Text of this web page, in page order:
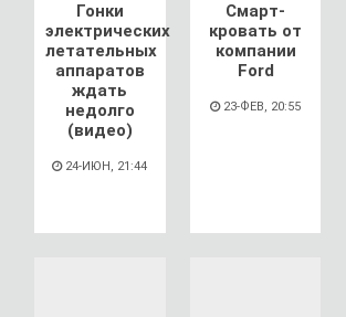
Гонки
электрических
летательных
аппаратов
ждать
недолго
(видео)
24-ИЮН, 21:44
Смарт-
кровать от
компании
Ford
23-ФЕВ, 20:55